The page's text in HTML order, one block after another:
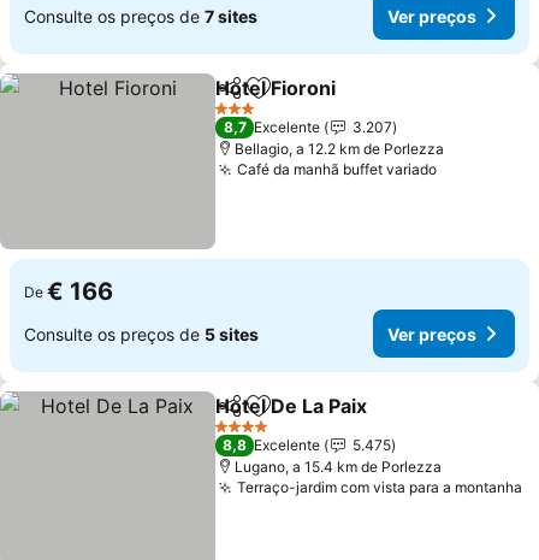
Consulte os preços de 7 sites Ver preços
PartilharAdicionar aos favoritos
Hotel Fioroni
3 Estrelas
8,7 Excelente
3.207
Bellagio, a 12.2 km de Porlezza
Café da manhã buffet variado
De € 166
Consulte os preços de 5 sites Ver preços
PartilharAdicionar aos favoritos
Hotel De La Paix
4 Estrelas
8,8 Excelente
5.475
Lugano, a 15.4 km de Porlezza
Terraço-jardim com vista para a montanha